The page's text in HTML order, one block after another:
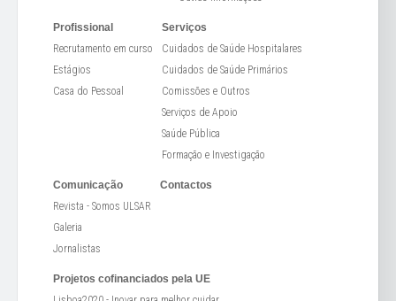
Profissional
Recrutamento em curso
Estágios
Casa do Pessoal
Serviços
Cuidados de Saúde Hospitalares
Cuidados de Saúde Primários
Comissões e Outros
Serviços de Apoio
Saúde Pública
Formação e Investigação
Comunicação
Revista - Somos ULSAR
Galeria
Jornalistas
Contactos
Projetos cofinanciados pela UE